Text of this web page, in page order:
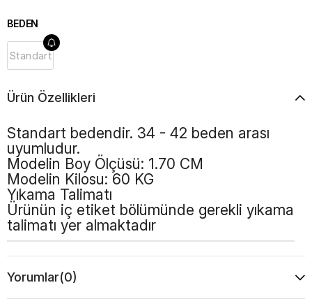
BEDEN
Standart
Ürün Özellikleri
Standart bedendir. 34 - 42 beden arası
uyumludur.
Modelin Boy Ölçüsü: 1.70 CM
Modelin Kilosu: 60 KG
Yıkama Talimatı
Ürünün iç etiket bölümünde gerekli yıkama
talimatı yer almaktadır
Yorumlar(0)